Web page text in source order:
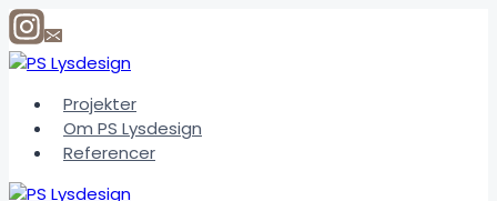
Fortsæt
til
indhold
Projekter
Om PS Lysdesign
Referencer